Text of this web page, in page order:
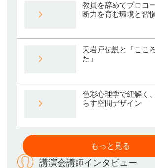
教員を辞めてプロコ
断力を育む環境と習
天岩戸伝説と「ここ
た」
色彩心理学で紐解く
らす空間デザイン
もっと見る
講演会講師インタビュー